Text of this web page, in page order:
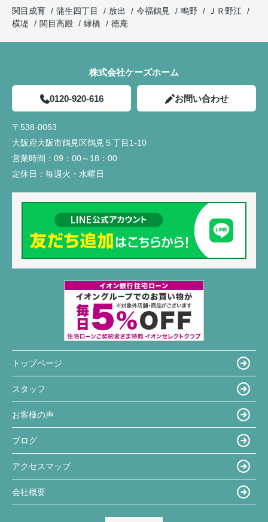
関目成育
蒲生四丁目 放出 今福鶴見 鴫野
ＪＲ野江
横堤
関目高殿 緑橋 徳庵
株式会社ケーズホーム
0120-920-616 お問い合わせ
〒538-0053
大阪府大阪市鶴見区鶴見５丁目1-10
営業時間： 09：00～18：00
定休日： 毎週火・水曜日
トップページ
スタッフ
お客様の声
ブログ
アクセスマップ
会社概要